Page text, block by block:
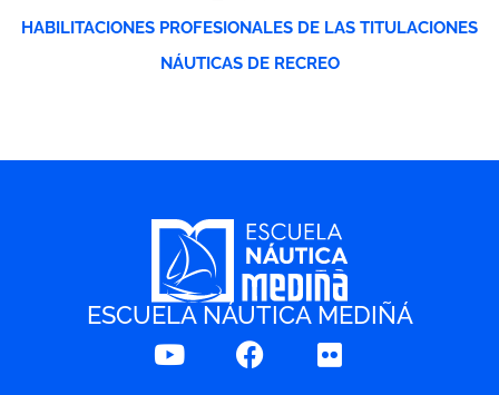
HABILITACIONES PROFESIONALES DE LAS TITULACIONES
NÁUTICAS DE RECREO
ESCUELA NÁUTICA MEDIÑÁ